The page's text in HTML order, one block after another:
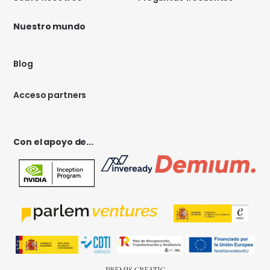
Nuestro mundo
Blog
Acceso partners
Con el apoyo de...